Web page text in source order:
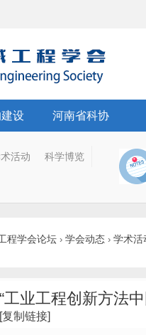
设 河南省科协
活动
科学博览
程学会论坛 › 学会动态 › 学术活
“工业工程创新方法
[复制链接]